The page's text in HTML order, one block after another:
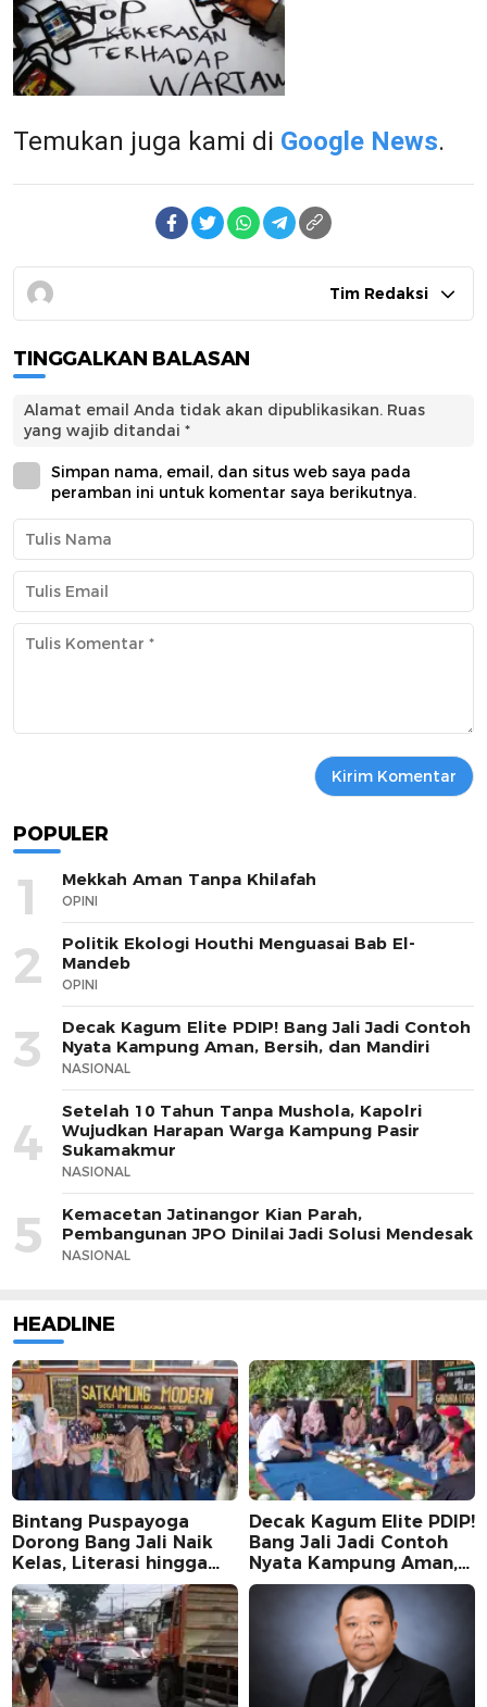
Temukan juga kami di Google News.
Tim Redaksi
TINGGALKAN BALASAN
Alamat email Anda tidak akan dipublikasikan. Ruas
yang wajib ditandai *
Simpan nama, email, dan situs web saya pada
peramban ini untuk komentar saya berikutnya.
POPULER
1 Mekkah Aman Tanpa Khilafah
OPINI
2
Politik Ekologi Houthi Menguasai Bab El-
Mandeb
OPINI
3
Decak Kagum Elite PDIP! Bang Jali Jadi Contoh
Nyata Kampung Aman, Bersih, dan Mandiri
NASIONAL
4
Setelah 10 Tahun Tanpa Mushola, Kapolri
Wujudkan Harapan Warga Kampung Pasir
Sukamakmur
NASIONAL
5
Kemacetan Jatinangor Kian Parah,
Pembangunan JPO Dinilai Jadi Solusi Mendesak
NASIONAL
HEADLINE
Bintang Puspayoga
Dorong Bang Jali Naik
Kelas, Literasi hingga
UMKM Digital Jadi
Fokus
Decak Kagum Elite PDIP!
Bang Jali Jadi Contoh
Nyata Kampung Aman,
Bersih, dan Mandiri